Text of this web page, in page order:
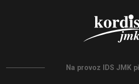
Na provoz IDS JMK